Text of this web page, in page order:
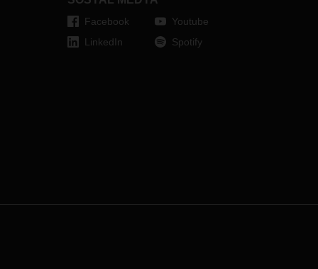
Facebook
LinkedIn
Youtube
Spotify